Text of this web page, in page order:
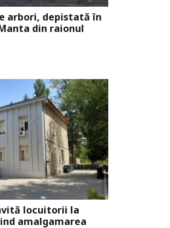
arbori, depistată în
din raionul
locuitorii la
amalgamarea